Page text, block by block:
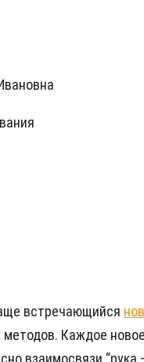
встречающийся
Каждое
взаимосвязи “рука